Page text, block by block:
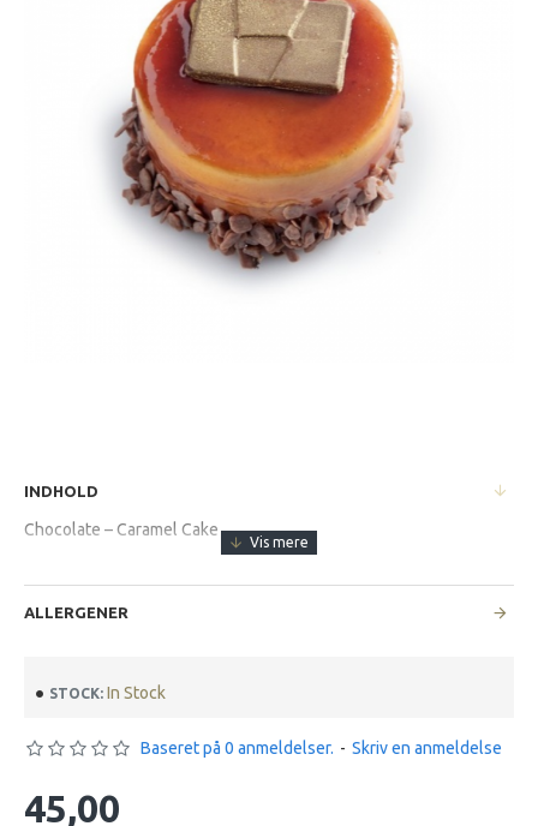
INDHOLD
Chocolate – Caramel Cake
ALLERGENER
STOCK: In Stock
Baseret på 0 anmeldelser. - Skriv en anmeldelse
45,00